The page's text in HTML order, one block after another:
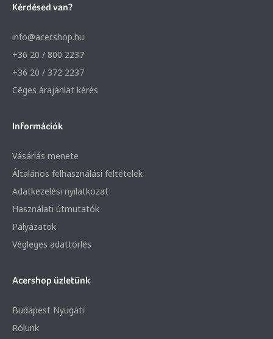
Kérdésed van?
info@acer.shop.hu
+36 20 / 800 2237
+36 20 / 372 2237
Céges árajánlat kérés
Információk
Vásárlás menete
Általános felhasználási feltételek
Adatkezelési nyilatkozat
Használati útmutatók
Pályázatok
Végleges adattörlés
Acershop üzletünk
Budapest Nyugati
Rólunk